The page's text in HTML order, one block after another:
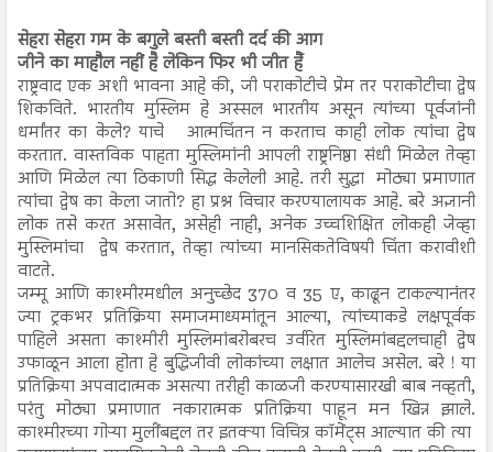
सेहरा सेहरा गम के बगुले बस्ती बस्ती दर्द की आग
जीने का माहौल नहीं है लेकिन फिर भी जीत हैं
राष्ट्रवाद एक अशी भावना आहे की, जी पराकोटीचे प्रेम तर पराकोटीचा द्वेष
शिकविते. भारतीय मुस्लिम हे अस्सल भारतीय असून त्यांच्या पूर्वजांनी
धर्मांतर का केले? याचे आत्मचिंतन न करताच काही लोक त्यांचा द्वेष
करतात. वास्तविक पाहता मुस्लिमांनी आपली राष्ट्रनिष्ठा संधी मिळेल तेव्हा
आणि मिळेल त्या ठिकाणी सिद्ध केलेली आहे. तरी सुद्धा मोठ्या प्रमाणात
त्यांचा द्वेष का केला जातो? हा प्रश्न विचार करण्यालायक आहे. बरे अज्ञानी
लोक तसे करत असावेत, असेही नाही, अनेक उच्चशिक्षित लोकही जेव्हा
मुस्लिमांचा द्वेष करतात, तेव्हा त्यांच्या मानसिकतेविषयी चिंता करावीशी
वाटते.
जम्मू आणि काश्मीरमधील अनुच्छेद 370 व 35 ए, काढून टाकल्यानंतर
ज्या ट्रकभर प्रतिक्रिया समाजमाध्यमांतून आल्या, त्यांच्याकडे लक्षपूर्वक
पाहिले असता काश्मीरी मुस्लिमांबरोबरच उर्वरित मुस्लिमांबद्दलचाही द्वेष
उफाळून आला होता हे बुद्धिजीवी लोकांच्या लक्षात आलेच असेल. बरे ! या
प्रतिक्रिया अपवादात्मक असत्या तरीही काळजी करण्यासारखी बाब नव्हती,
परंतु मोठ्या प्रमाणात नकारात्मक प्रतिक्रिया पाहून मन खिन्न झाले.
काश्मीरच्या गोऱ्या मुलींबद्दल तर इतक्या विचित्र कॉमेंट्स आल्यात की त्या